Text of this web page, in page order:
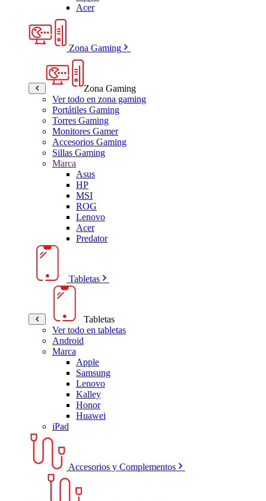
Acer
Zona Gaming
Zona Gaming
Ver todo en zona gaming
Portátiles Gaming
Torres Gaming
Monitores Gamer
Accesorios Gaming
Sillas Gaming
Marca
Asus
HP
MSI
ROG
Lenovo
Acer
Predator
Tabletas
Tabletas
Ver todo en tabletas
Android
Marca
Apple
Samsung
Lenovo
Kalley
Honor
Huawei
iPad
Accesorios y Complementos